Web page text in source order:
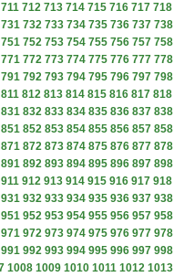
711 712 713 714 715 716 717 718
731 732 733 734 735 736 737 738
751 752 753 754 755 756 757 758
771 772 773 774 775 776 777 778
791 792 793 794 795 796 797 798
811 812 813 814 815 816 817 818
831 832 833 834 835 836 837 838
851 852 853 854 855 856 857 858
871 872 873 874 875 876 877 878
891 892 893 894 895 896 897 898
911 912 913 914 915 916 917 918
931 932 933 934 935 936 937 938
951 952 953 954 955 956 957 958
971 972 973 974 975 976 977 978
991 992 993 994 995 996 997 998
1008 1009 1010 1011 1012 1013